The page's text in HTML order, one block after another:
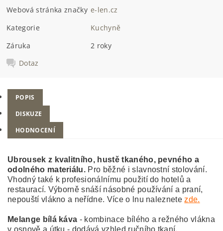
Webová stránka značky e-len.cz
Kategorie
Kuchyně
Záruka
2 roky
Dotaz
POPIS
DISKUZE
HODNOCENÍ
Ubrousek z kvalitního, hustě tkaného, pevného a
odolného materiálu. Pro běžné i slavnostní stolování.
Vhodný také k profesionálnímu použití do hotelů a
restaurací. Výborně snáší násobné používání a praní,
nepouští vlákno a neřídne. Více o lnu naleznetezde.
Melange bílá káva - kombinace bílého a režného vlákna
v osnově a útku - dodává vzhled ručního tkaní.